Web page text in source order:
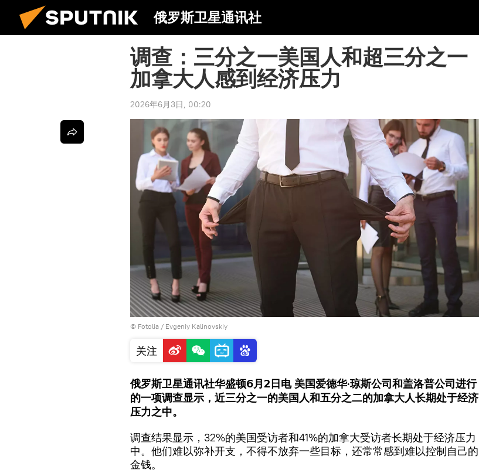
俄罗斯卫星通讯社
调查：三分之一美国人和超三分之一
加拿大人感到经济压力
2026年6月3日, 00:20
© Fotolia / Evgeniy Kalinovskiy
关注
俄罗斯卫星通讯社华盛顿6月2日电 美国爱德华·琼斯公司和盖洛普公司进行
的一项调查显示，近三分之一的美国人和五分之二的加拿大人长期处于经济
压力之中。
调查结果显示，32%的美国受访者和41%的加拿大受访者长期处于经济压力
中。他们难以弥补开支，不得不放弃一些目标，还常常感到难以控制自己的
金钱。